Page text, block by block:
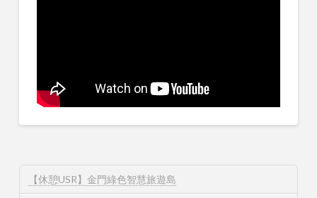
【休憩USR】金門綠色智慧旅遊島